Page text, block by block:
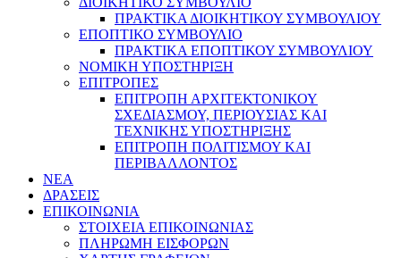
ΠΡΑΚΤΙΚΑ ΔΙΟΙΚΗΤΙΚΟΥ ΣΥΜΒΟΥΛΙΟΥ
ΕΠΟΠΤΙΚΟ ΣΥΜΒΟΥΛΙΟ
ΠΡΑΚΤΙΚΑ ΕΠΟΠΤΙΚΟΥ ΣΥΜΒΟΥΛΙΟΥ
ΝΟΜΙΚΗ ΥΠΟΣΤΗΡΙΞΗ
ΕΠΙΤΡΟΠΕΣ
ΕΠΙΤΡΟΠΗ ΑΡΧΙΤΕΚΤΟΝΙΚΟΥ
ΣΧΕΔΙΑΣΜΟΥ, ΠΕΡΙΟΥΣΙΑΣ ΚΑΙ
ΤΕΧΝΙΚΗΣ ΥΠΟΣΤΗΡΙΞΗΣ
ΕΠΙΤΡΟΠΗ ΠΟΛΙΤΙΣΜΟΥ ΚΑΙ
ΠΕΡΙΒΑΛΛΟΝΤΟΣ
NEA
ΔΡΑΣΕΙΣ
ΕΠΙΚΟΙΝΩΝΙΑ
ΣΤΟΙΧΕΙΑ ΕΠΙΚΟΙΝΩΝΙΑΣ
ΠΛΗΡΩΜΗ ΕΙΣΦΟΡΩΝ